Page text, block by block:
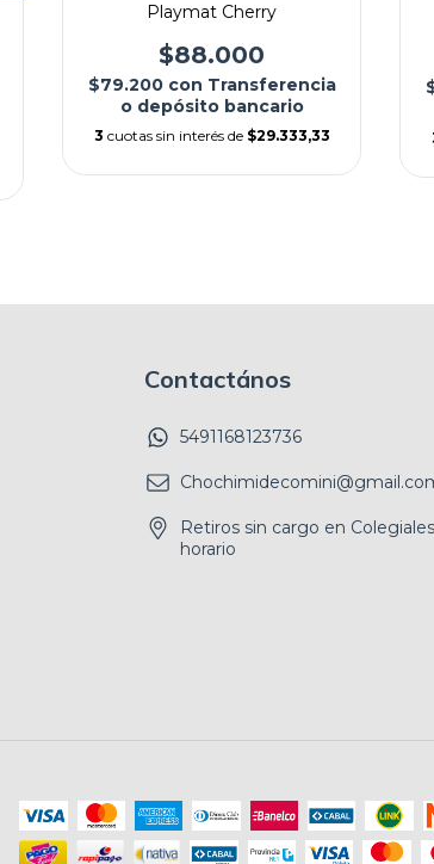
Playmat Cherry
$88.000
$79.200 con Transferencia
o depósito bancario
3 cuotas sin interés de $29.333,33
Contactános
5491168123736
Retiros sin cargo en
horario